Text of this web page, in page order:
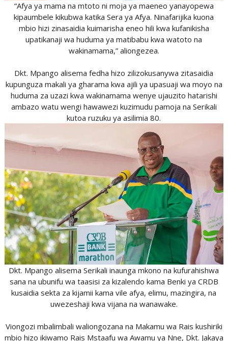
“Afya ya mama na mtoto ni moja ya maeneo yanayopewa
kipaumbele kikubwa katika Sera ya Afya. Ninafarijika kuona
mbio hizi zinasaidia kuimarisha eneo hili kwa kufanikisha
upatikanaji wa huduma ya matibabu kwa watoto na
wakinamama,” aliongezea.
Dkt. Mpango alisema fedha hizo zilizokusanywa zitasaidia
kupunguza makali ya gharama kwa ajili ya upasuaji wa moyo na
huduma za uzazi kwa wakinamama wenye ujauzito hatarishi
ambazo watu wengi hawawezi kuzimudu pamoja na Serikali
kutoa ruzuku ya asilimia 80.
Dkt. Mpango alisema Serikali inaunga mkono na kufurahishwa
sana na ubunifu wa taasisi za kizalendo kama Benki ya CRDB
kusaidia sekta za kijamii kama vile afya, elimu, mazingira, na
uwezeshaji kwa vijana na wanawake.
Viongozi mbalimbali waliongozana na Makamu wa Rais kushiriki
mbio hizo ikiwamo Rais Mstaafu wa Awamu ya Nne, Dkt. Jakaya